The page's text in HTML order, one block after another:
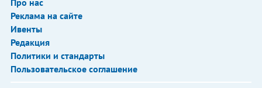
Про нас
Реклама на сайте
Ивенты
Редакция
Политики и стандарты
Пользовательское соглашение